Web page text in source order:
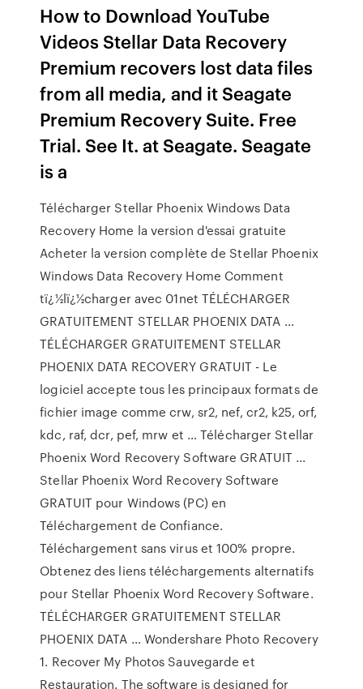
How to Download YouTube
Videos Stellar Data Recovery
Premium recovers lost data files
from all media, and it Seagate
Premium Recovery Suite. Free
Trial. See It. at Seagate. Seagate
is a
Télécharger Stellar Phoenix Windows Data
Recovery Home la version d'essai gratuite
Acheter la version complète de Stellar Phoenix
Windows Data Recovery Home Comment
tï¿½lï¿½charger avec 01net TÉLÉCHARGER
GRATUITEMENT STELLAR PHOENIX DATA …
TÉLÉCHARGER GRATUITEMENT STELLAR
PHOENIX DATA RECOVERY GRATUIT - Le
logiciel accepte tous les principaux formats de
fichier image comme crw, sr2, nef, cr2, k25, orf,
kdc, raf, dcr, pef, mrw et … Télécharger Stellar
Phoenix Word Recovery Software GRATUIT ...
Stellar Phoenix Word Recovery Software
GRATUIT pour Windows (PC) en
Téléchargement de Confiance.
Téléchargement sans virus et 100% propre.
Obtenez des liens téléchargements alternatifs
pour Stellar Phoenix Word Recovery Software.
TÉLÉCHARGER GRATUITEMENT STELLAR
PHOENIX DATA … Wondershare Photo Recovery
1. Recover My Photos Sauvegarde et
Restauration. The software is designed for